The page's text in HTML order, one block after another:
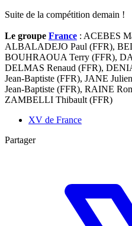
Suite de la compétition demain !
Le groupe France : ACEBES
ALBALADEJO Paul (FFR),
BOUHRAOUA Terry (FFR),
DELMAS Renaud (FFR),
Jean-Baptiste (FFR), JANE
Jean-Baptiste (FFR), RAINE
ZAMBELLI Thibault (FFR)
XV de France
Partager